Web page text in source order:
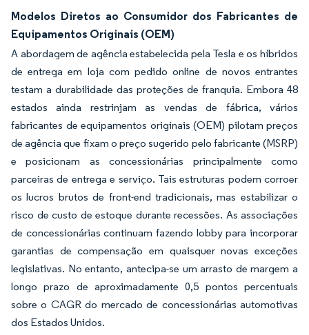
Modelos Diretos ao Consumidor dos Fabricantes de
Equipamentos Originais (OEM)
A abordagem de agência estabelecida pela Tesla e os híbridos
de entrega em loja com pedido online de novos entrantes
testam a durabilidade das proteções de franquia. Embora 48
estados ainda restrinjam as vendas de fábrica, vários
fabricantes de equipamentos originais (OEM) pilotam preços
de agência que fixam o preço sugerido pelo fabricante (MSRP)
e posicionam as concessionárias principalmente como
parceiras de entrega e serviço. Tais estruturas podem corroer
os lucros brutos de front-end tradicionais, mas estabilizar o
risco de custo de estoque durante recessões. As associações
de concessionárias continuam fazendo lobby para incorporar
garantias de compensação em quaisquer novas exceções
legislativas. No entanto, antecipa-se um arrasto de margem a
longo prazo de aproximadamente 0,5 pontos percentuais
sobre o CAGR do mercado de concessionárias automotivas
dos Estados Unidos.